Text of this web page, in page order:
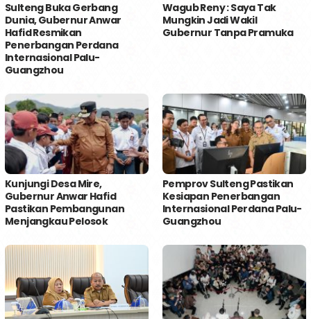
Sulteng Buka Gerbang
Dunia, Gubernur Anwar
Hafid Resmikan
Penerbangan Perdana
Internasional Palu-
Guangzhou
Wagub Reny : Saya Tak
Mungkin Jadi Wakil
Gubernur Tanpa Pramuka
Kunjungi Desa Mire,
Gubernur Anwar Hafid
Pastikan Pembangunan
Menjangkau Pelosok
Pemprov Sulteng Pastikan
Kesiapan Penerbangan
Internasional Perdana Palu-
Guangzhou